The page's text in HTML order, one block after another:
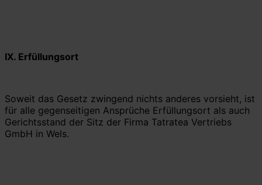
IX. Erfüllungsort
Soweit das Gesetz zwingend nichts anderes vorsieht, ist
für alle gegenseitigen Ansprüche Erfüllungsort als auch
Gerichtsstand der Sitz der Firma Tatratea Vertriebs
GmbH in Wels.